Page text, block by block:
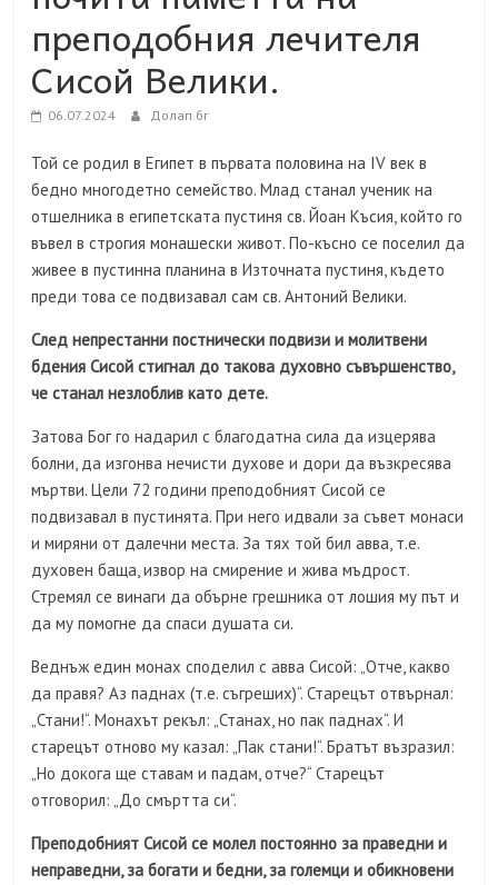
преподобния лечителя
Сисой Велики.
06.07.2024 Долап.бг
Той се родил в Египет в първата половина на IV век в
бедно многодетно семейство. Млад станал ученик на
отшелника в египетската пустиня св. Йоан Късия, който го
въвел в строгия монашески живот. По-късно се поселил да
живее в пустинна планина в Източната пустиня, където
преди това се подвизавал сам св. Антоний Велики.
След непрестанни постнически подвизи и молитвени
бдения Сисой стигнал до такова духовно съвършенство,
че станал незлоблив като дете.
Затова Бог го надарил с благодатна сила да изцерява
болни, да изгонва нечисти духове и дори да възкресява
мъртви. Цели 72 години преподобният Сисой се
подвизавал в пустинята. При него идвали за съвет монаси
и миряни от далечни места. За тях той бил авва, т.е.
духовен баща, извор на смирение и жива мъдрост.
Стремял се винаги да обърне грешника от лошия му път и
да му помогне да спаси душата си.
Веднъж един монах споделил с авва Сисой: „Отче, какво
да правя? Аз паднах (т.е. съгреших)“. Старецът отвърнал:
„Стани!“. Монахът рекъл: „Станах, но пак паднах“. И
старецът отново му казал: „Пак стани!“. Братът възразил:
„Но докога ще ставам и падам, отче?“ Старецът
отговорил: „До смъртта си“.
Преподобният Сисой се молел постоянно за праведни и
неправедни, за богати и бедни, за големци и обикновени